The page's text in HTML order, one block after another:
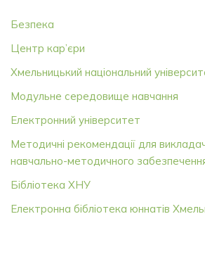
Безпека
Центр кар’єри
Хмельницький національний
Модульне середовище навчання
Електронний університет
Методичні рекомендації для
навчально-методичного
Бібліотека ХНУ
Електронна бібліотека юннатів